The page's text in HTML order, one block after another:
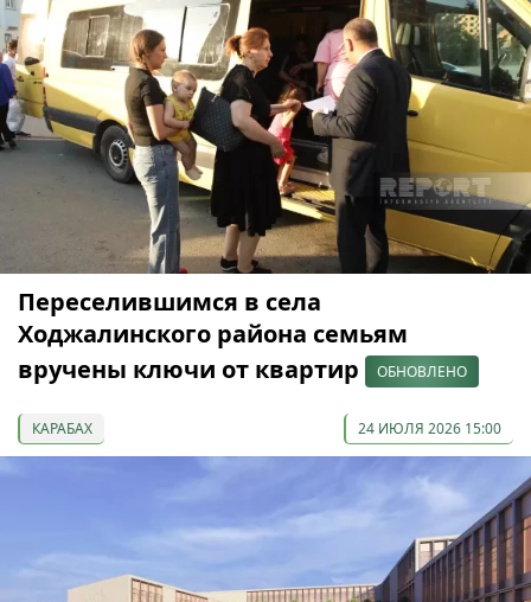
Переселившимся в села
Ходжалинского района семьям
вручены ключи от квартир
ОБНОВЛЕНО
КАРАБАХ 24 ИЮЛЯ 2026 15:00